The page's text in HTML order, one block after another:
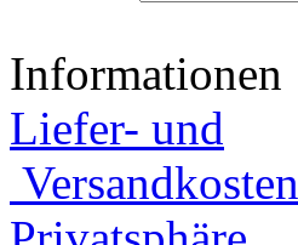
Informationen
Liefer- und
Versandkosten